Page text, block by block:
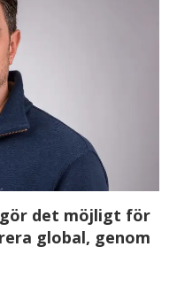
det möjligt för
global, genom